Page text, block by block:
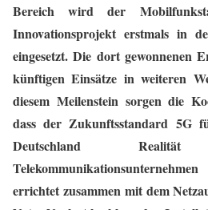
Bereich wird der
Innovationsprojekt erstmals in
eingesetzt. Die dort gewonnenen
künftigen Einsätze in weiteren
diesem Meilenstein sorgen die
dass der Zukunftsstandard 5G
Deutschland
errichtet zusammen mit dem